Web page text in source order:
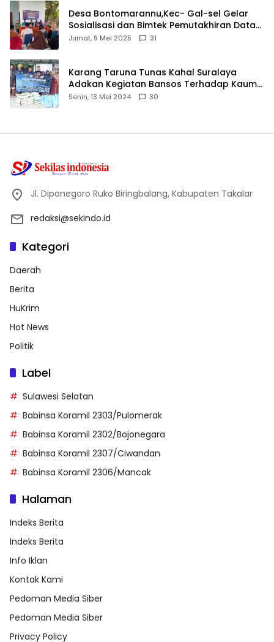
Desa Bontomarannu,Kec- Gal-sel Gelar
Sosialisasi dan Bimtek Pemutakhiran Data
ID
Jumat, 9 Mei 2025 31
Karang Taruna Tunas Kahal Suralaya
Adakan Kegiatan Bansos Terhadap Kaum
Dhuafa dan Anak Yatim-Piatu
Senin, 13 Mei 2024 30
Jl. Diponegoro Ruko Biringbalang, Kabupaten Takalar
redaksi@sekindo.id
Kategori
Daerah
Berita
HuKrim
Hot News
Politik
Label
Sulawesi Selatan
Babinsa Koramil 2303/Pulomerak
Babinsa Koramil 2302/Bojonegara
Babinsa Koramil 2307/Ciwandan
Babinsa Koramil 2306/Mancak
Halaman
Indeks Berita
Indeks Berita
Info Iklan
Kontak Kami
Pedoman Media Siber
Pedoman Media Siber
Privacy Policy